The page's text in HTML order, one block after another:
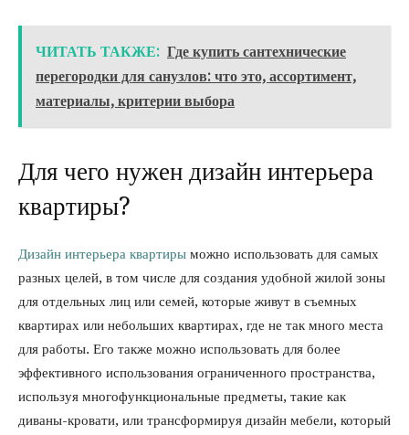
ЧИТАТЬ ТАКЖЕ: Где купить сантехнические
перегородки для санузлов: что это, ассортимент,
материалы, критерии выбора
Для чего нужен дизайн интерьера
квартиры?
Дизайн интерьера квартиры можно использовать для самых
разных целей, в том числе для создания удобной жилой зоны
для отдельных лиц или семей, которые живут в съемных
квартирах или небольших квартирах, где не так много места
для работы. Его также можно использовать для более
эффективного использования ограниченного пространства,
используя многофункциональные предметы, такие как
диваны-кровати, или трансформируя дизайн мебели, который